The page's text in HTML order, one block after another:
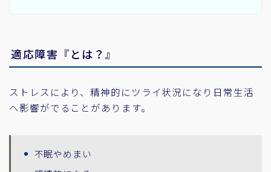
適応障害『とは？』
ストレスにより、精神的にツライ状況になり日常生活
へ影響がでることがあります。
不眠やめまい